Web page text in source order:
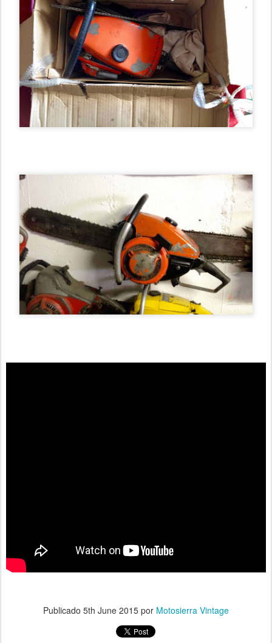
Publicado 5th June 2015 por Motosierra Vintage